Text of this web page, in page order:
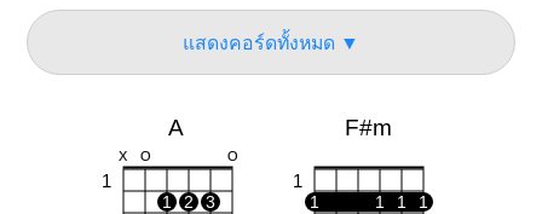
แสดงคอร์ดทั้งหมด ▼
A
X O O
1
1 2 3
F#m
1
1 1 1 1